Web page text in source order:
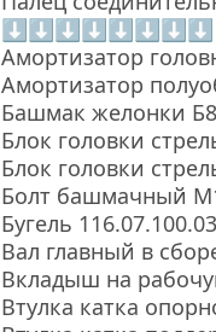
⬇⬇⬇⬇⬇⬇⬇⬇
Амортизатор
Амортизатор
Башмак желонки
Блок головки
Блок головки
Болт башмачный
Бугель 116.07.100.03
Вал главный в
Вкладыш на
Втулка катка